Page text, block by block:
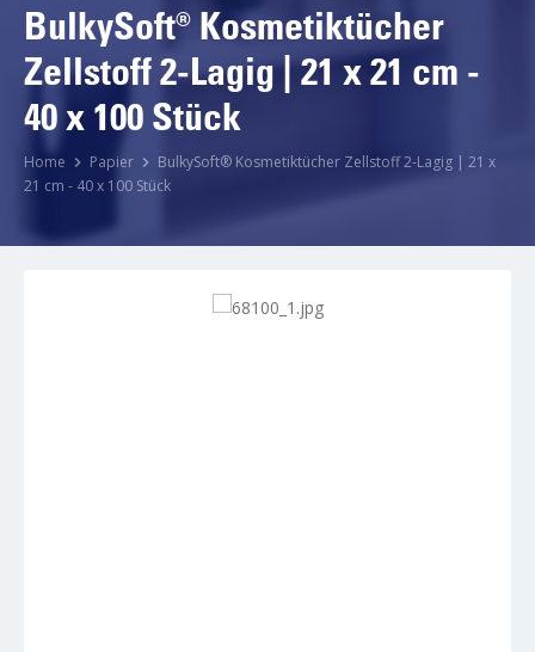
BulkySoft® Kosmetiktücher
Zellstoff 2-Lagig | 21 x 21 cm -
40 x 100 Stück
Home Papier
BulkySoft® Kosmetiktücher Zellstoff 2-Lagig | 21 x
21 cm - 40 x 100 Stück